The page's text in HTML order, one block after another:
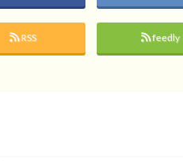
RSS feedly